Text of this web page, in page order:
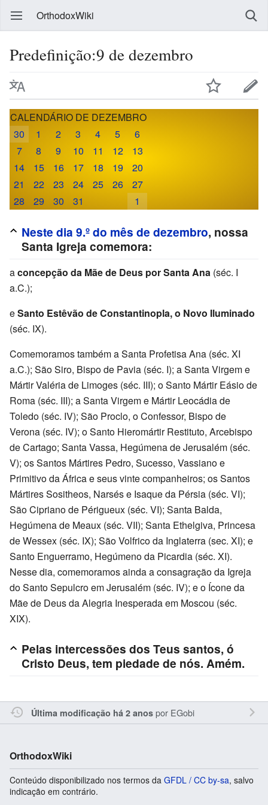
OrthodoxWiki
Predefinição:9 de dezembro
CALENDÁRIO DE DEZEMBRO
30
1 2 3 4 5
6
7
8 9 10 11 12
13
14
15 16 17 18 19
20
21
22 23 24 25 26
27
28
29 30 31 1
Neste dia 9.º do mês de dezembro, nossa
Santa Igreja comemora:
aconcepção da Mãe de Deus por Santa Ana (séc. I
a.C.);
eSanto Estêvão de Constantinopla, o Novo Iluminado
(séc. IX).
Comemoramos também a Santa Profetisa Ana (séc. XI
a.C.); São Siro, Bispo de Pavia (séc. I); a Santa Virgem e
Mártir Valéria de Limoges (séc. III); o Santo Mártir Eásio de
Roma (séc. III); a Santa Virgem e Mártir Leocádia de
Toledo (séc. IV); São Proclo, o Confessor, Bispo de
Verona (séc. IV); o Santo Hieromártir Restituto, Arcebispo
de Cartago; Santa Vassa, Hegúmena de Jerusalém (séc.
V); os Santos Mártires Pedro, Sucesso, Vassiano e
Primitivo da África e seus vinte companheiros; os Santos
Mártires Sositheos, Narsés e Isaque da Pérsia (séc. VI);
São Cipriano de Périgueux (séc. VI); Santa Balda,
Hegúmena de Meaux (séc. VII); Santa Ethelgiva, Princesa
de Wessex (séc. IX); São Volfrico da Inglaterra (sec. XI); e
Santo Enguerramo, Hegúmeno da Picardia (séc. XI).
Nesse dia, comemoramos ainda a consagração da Igreja
do Santo Sepulcro em Jerusalém (séc. IV); e o Ícone da
Mãe de Deus da Alegria Inesperada em Moscou (séc.
XIX).
Pelas intercessões dos Teus santos, ó
Cristo Deus, tem piedade de nós. Amém.
Última modificação há 2 anospor EGobi
OrthodoxWiki
Conteúdo disponibilizado nos termos da GFDL / CC by-sa, salvo
indicação em contrário.